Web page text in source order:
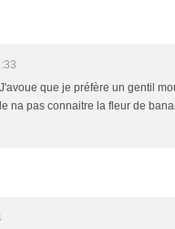
que je préfère un gentil
na pas connaitre la fleur de